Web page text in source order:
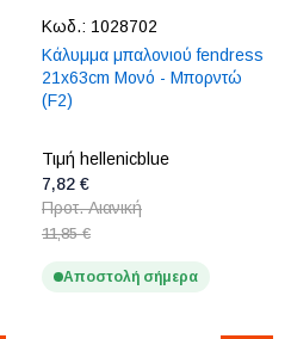
Κωδ.: 1028702
Κάλυμμα μπαλονιού fendress
21x63cm Μονό - Μπορντώ
(F2)
Τιμή hellenicblue
7,82 €
Προτ. Λιανική
11,85 €
Αποστολή σήμερα